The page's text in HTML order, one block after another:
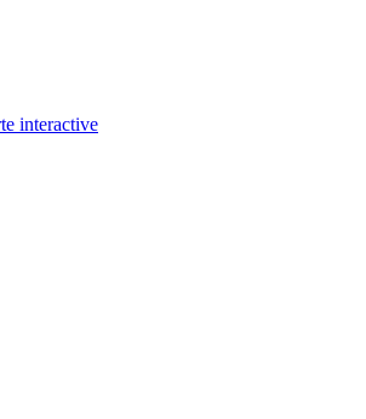
interactive